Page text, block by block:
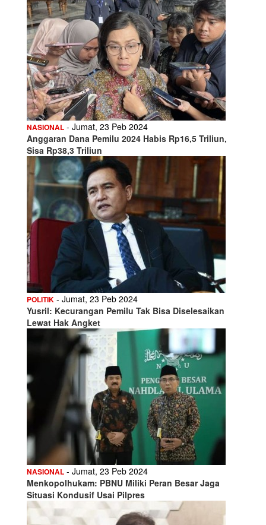
NASIONAL - Jumat, 23 Peb 2024
Anggaran Dana Pemilu 2024 Habis Rp16,5 Triliun,
Sisa Rp38,3 Triliun
POLITIK - Jumat, 23 Peb 2024
Yusril: Kecurangan Pemilu Tak Bisa Diselesaikan
Lewat Hak Angket
NASIONAL - Jumat, 23 Peb 2024
Menkopolhukam: PBNU Miliki Peran Besar Jaga
Situasi Kondusif Usai Pilpres